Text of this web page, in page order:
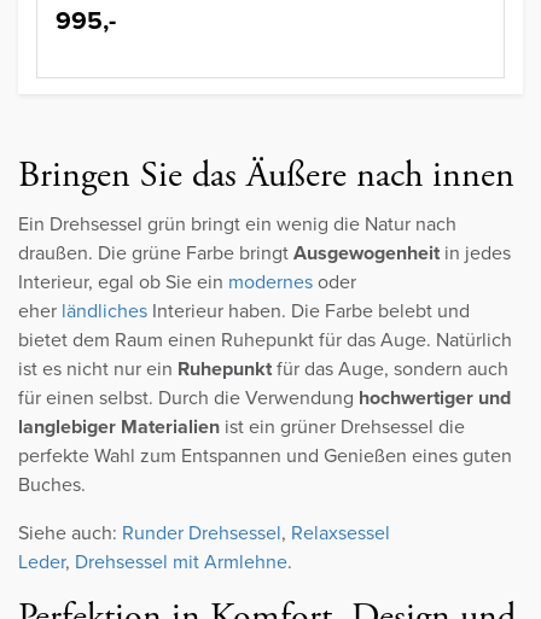
995,-
Bringen Sie das Äußere nach innen
Ein Drehsessel grün bringt ein wenig die Natur nach
draußen. Die grüne Farbe bringtAusgewogenheit in jedes
Interieur, egal ob Sie ein modernesoder
eher ländliches Interieur haben. Die Farbe belebt und
bietet dem Raum einen Ruhepunkt für das Auge. Natürlich
ist es nicht nur ein Ruhepunktfür das Auge, sondern auch
für einen selbst. Durch die Verwendung hochwertiger und
langlebiger Materialien ist ein grüner Drehsessel die
perfekte Wahl zum Entspannen und Genießen eines guten
Buches.
Siehe auch: Runder Drehsessel, Relaxsessel
Leder, Drehsessel mit Armlehne.